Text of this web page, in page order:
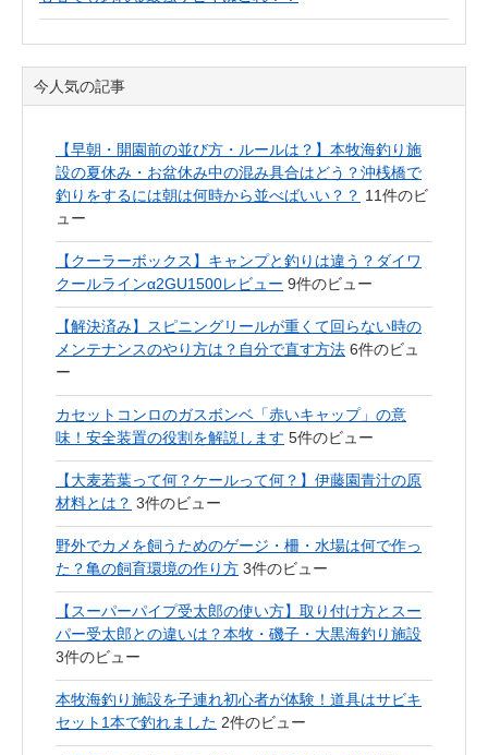
今人気の記事
【早朝・開園前の並び方・ルールは？】本牧海釣り施
設の夏休み・お盆休み中の混み具合はどう？沖桟橋で
釣りをするには朝は何時から並べばいい？？ 11件のビ
ュー
【クーラーボックス】キャンプと釣りは違う？ダイワ
クールラインα2GU1500レビュー 9件のビュー
【解決済み】スピニングリールが重くて回らない時の
メンテナンスのやり方は？自分で直す方法 6件のビュ
ー
カセットコンロのガスボンベ「赤いキャップ」の意
味！安全装置の役割を解説します 5件のビュー
【大麦若葉って何？ケールって何？】伊藤園青汁の原
材料とは？ 3件のビュー
野外でカメを飼うためのゲージ・柵・水場は何で作っ
た？亀の飼育環境の作り方 3件のビュー
【スーパーパイプ受太郎の使い方】取り付け方とスー
パー受太郎との違いは？本牧・磯子・大黒海釣り施設
3件のビュー
本牧海釣り施設を子連れ初心者が体験！道具はサビキ
セット1本で釣れました 2件のビュー